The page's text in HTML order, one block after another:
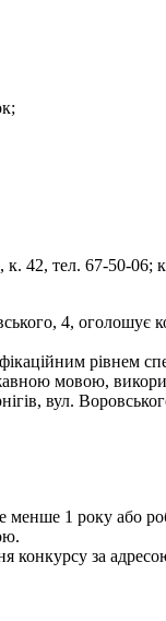
к. 42, тел. 67-50-06;
4,
рівнем
мовою,
вул.
1 року або
за